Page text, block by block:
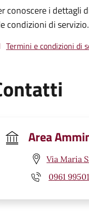
conoscere i dettagli
condizioni di servizio.
Termini e condizioni di
Area
Via Maria
0961